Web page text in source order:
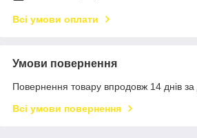
Всі умови оплати
Умови повернення
Повернення товару впродовж 14 днів
Всі умови повернення